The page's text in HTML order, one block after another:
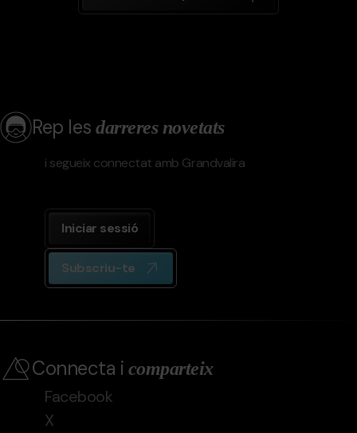
Rep lesdarreres novetats
i segueix connectat amb Grandvalira
Iniciar sessió
Subscriu-te
Connecta i comparteix
Facebook
X